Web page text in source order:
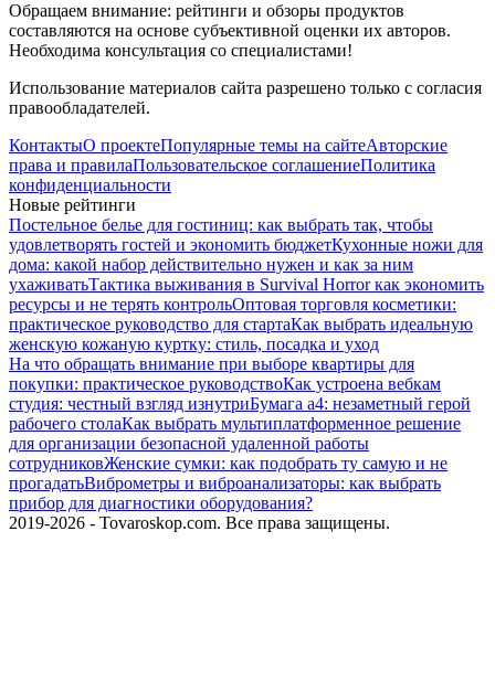
Обращаем внимание: рейтинги и обзоры продуктов
составляются на основе субъективной оценки их авторов.
Необходима консультация со специалистами!
Использование материалов сайта разрешено только с согласия
правообладателей.
КонтактыО проектеПопулярные темы на сайтеАвторские
права и правилаПользовательское соглашениеПолитика
конфиденциальности
Новые рейтинги
Постельное белье для гостиниц: как выбрать так, чтобы
удовлетворять гостей и экономить бюджетКухонные ножи для
дома: какой набор действительно нужен и как за ним
ухаживатьТактика выживания в Survival Horror как экономить
ресурсы и не терять контрольОптовая торговля косметики:
практическое руководство для стартаКак выбрать идеальную
женскую кожаную куртку: стиль, посадка и уход
На что обращать внимание при выборе квартиры для
покупки: практическое руководствоКак устроена вебкам
студия: честный взгляд изнутриБумага а4: незаметный герой
рабочего столаКак выбрать мультиплатформенное решение
для организации безопасной удаленной работы
сотрудниковЖенские сумки: как подобрать ту самую и не
прогадатьВиброметры и виброанализаторы: как выбрать
прибор для диагностики оборудования?
2019-2026 - Tovaroskop.com. Все права защищены.